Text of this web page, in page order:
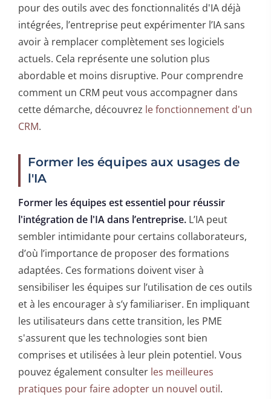
pour des outils avec des fonctionnalités d'IA déjà
intégrées, l’entreprise peut expérimenter l’IA sans
avoir à remplacer complètement ses logiciels
actuels. Cela représente une solution plus
abordable et moins disruptive. Pour comprendre
comment un CRM peut vous accompagner dans
cette démarche, découvrez le fonctionnement d'un
CRM.
Former les équipes aux usages de
l'IA
Former les équipes est essentiel pour réussir
l'intégration de l'IA dans l’entreprise. L’IA peut
sembler intimidante pour certains collaborateurs,
d’où l’importance de proposer des formations
adaptées. Ces formations doivent viser à
sensibiliser les équipes sur l’utilisation de ces outils
et à les encourager à s’y familiariser. En impliquant
les utilisateurs dans cette transition, les PME
s'assurent que les technologies sont bien
comprises et utilisées à leur plein potentiel. Vous
pouvez également consulter les meilleures
pratiques pour faire adopter un nouvel outil.